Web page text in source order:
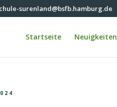
surenland@bsfb.hamburg.de
Startseite Neuigkeiten